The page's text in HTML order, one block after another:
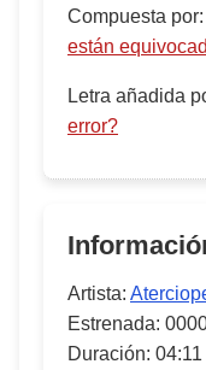
Compuesta por:
están
Letra añadida
error?
Artista:
Estrenada:
Duración: 04:11